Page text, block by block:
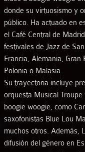
donde su virtuosismo y
público. Ha actuado en
el Café Central de
festivales de Jazz de
Francia, Alemania, Gran
Polonia o Malasia.
Su trayectoria incluye
orquesta Musical
boogie woogie, como
saxofonistas Blue Lou
muchos otros. Además,
difusión del género en